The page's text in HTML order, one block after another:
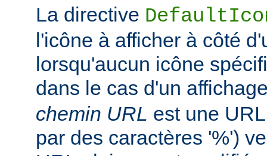
La directive
l'icône à afficher à côté
lorsqu'aucun icône
dans le cas d'un
chemin URL est une
par des caractères '%')